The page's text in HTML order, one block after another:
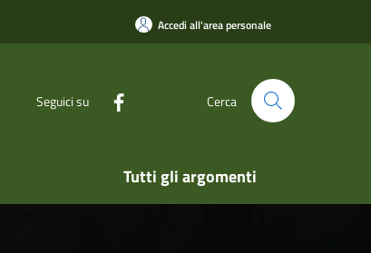
Accedi all'area personale
Seguici su Cerca
Tutti gli argomenti